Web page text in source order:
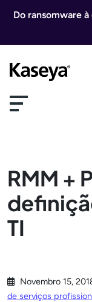
Do ransomware
RMM +
TI
Novembro 15,
de serviços